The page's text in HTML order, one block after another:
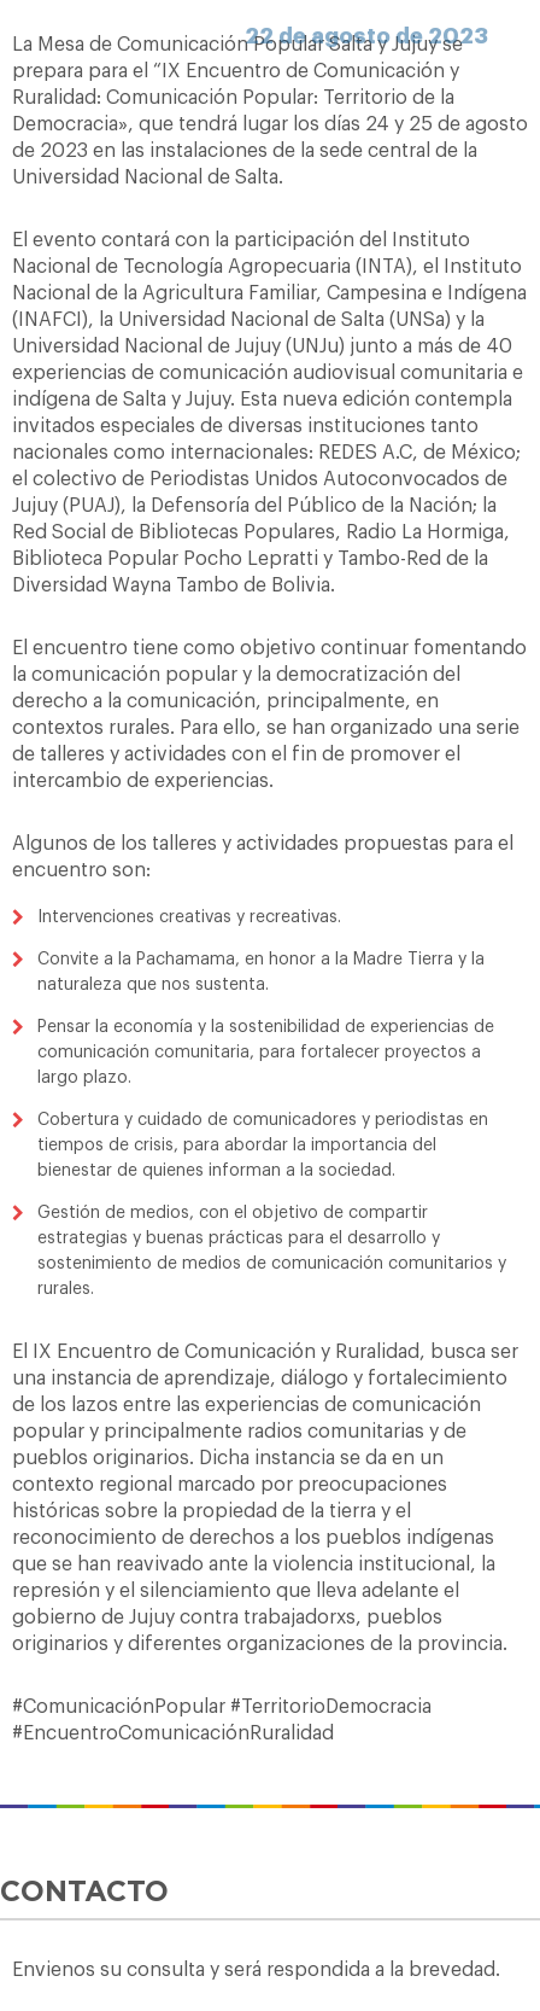
22 de agosto de 2023
La Mesa de Comunicación Popular Salta y Jujuy se
prepara para el “IX Encuentro de Comunicación y
Ruralidad: Comunicación Popular: Territorio de la
Democracia», que tendrá lugar los días 24 y 25 de agosto
de 2023 en las instalaciones de la sede central de la
Universidad Nacional de Salta.
El evento contará con la participación del Instituto
Nacional de Tecnología Agropecuaria (INTA), el Instituto
Nacional de la Agricultura Familiar, Campesina e Indígena
(INAFCI), la Universidad Nacional de Salta (UNSa) y la
Universidad Nacional de Jujuy (UNJu) junto a más de 40
experiencias de comunicación audiovisual comunitaria e
indígena de Salta y Jujuy. Esta nueva edición contempla
invitados especiales de diversas instituciones tanto
nacionales como internacionales: REDES A.C, de México;
el colectivo de Periodistas Unidos Autoconvocados de
Jujuy (PUAJ), la Defensoría del Público de la Nación; la
Red Social de Bibliotecas Populares, Radio La Hormiga,
Biblioteca Popular Pocho Lepratti y Tambo-Red de la
Diversidad Wayna Tambo de Bolivia.
El encuentro tiene como objetivo continuar fomentando
la comunicación popular y la democratización del
derecho a la comunicación, principalmente, en
contextos rurales. Para ello, se han organizado una serie
de talleres y actividades con el fin de promover el
intercambio de experiencias.
Algunos de los talleres y actividades propuestas para el
encuentro son:
Intervenciones creativas y recreativas.
Convite a la Pachamama, en honor a la Madre Tierra y la
naturaleza que nos sustenta.
Pensar la economía y la sostenibilidad de experiencias de
comunicación comunitaria, para fortalecer proyectos a
largo plazo.
Cobertura y cuidado de comunicadores y periodistas en
tiempos de crisis, para abordar la importancia del
bienestar de quienes informan a la sociedad.
Gestión de medios, con el objetivo de compartir
estrategias y buenas prácticas para el desarrollo y
sostenimiento de medios de comunicación comunitarios y
rurales.
El IX Encuentro de Comunicación y Ruralidad, busca ser
una instancia de aprendizaje, diálogo y fortalecimiento
de los lazos entre las experiencias de comunicación
popular y principalmente radios comunitarias y de
pueblos originarios. Dicha instancia se da en un
contexto regional marcado por preocupaciones
históricas sobre la propiedad de la tierra y el
reconocimiento de derechos a los pueblos indígenas
que se han reavivado ante la violencia institucional, la
represión y el silenciamiento que lleva adelante el
gobierno de Jujuy contra trabajadorxs, pueblos
originarios y diferentes organizaciones de la provincia.
#ComunicaciónPopular #TerritorioDemocracia
#EncuentroComunicaciónRuralidad
CONTACTO
Envienos su consulta y será respondida a la brevedad.